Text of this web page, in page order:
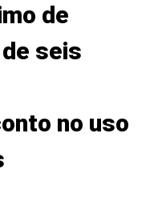
de
seis
no uso